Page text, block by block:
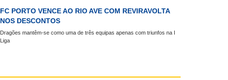
FC PORTO VENCE AO RIO AVE COM REVIRAVOLTA
NOS DESCONTOS
Dragões mantêm-se como uma de três equipas apenas com triunfos na I
Liga